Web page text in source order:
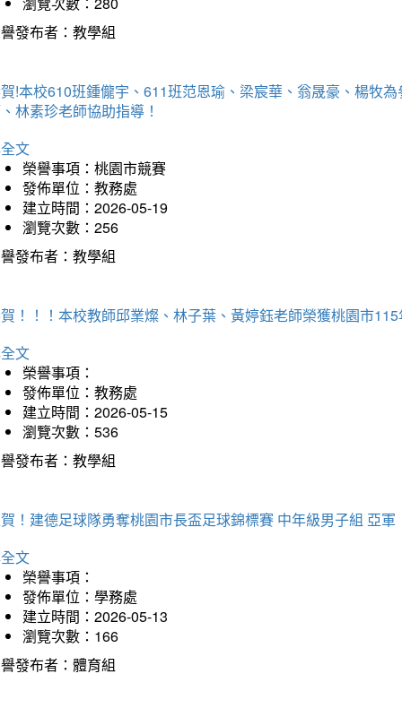
發布者：教學組
!本校610班鍾儱宇、611班范恩瑜、梁宸華、翁晟豪、楊牧
林素珍老師協助指導！
文
榮譽事項：桃園市競賽
發佈單位：教務處
建立時間：2026-05-19
瀏覽次數：256
發布者：教學組
！！！本校教師邱業燦、林子葉、黃婷鈺老師榮獲桃園市
文
榮譽事項：
發佈單位：教務處
建立時間：2026-05-15
瀏覽次數：536
發布者：教學組
！建德足球隊勇奪桃園市長盃足球錦標賽 中年級男子組 亞軍
文
榮譽事項：
發佈單位：學務處
建立時間：2026-05-13
瀏覽次數：166
發布者：體育組